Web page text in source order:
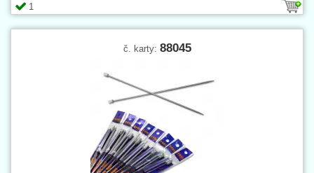
1
č. karty: 88045